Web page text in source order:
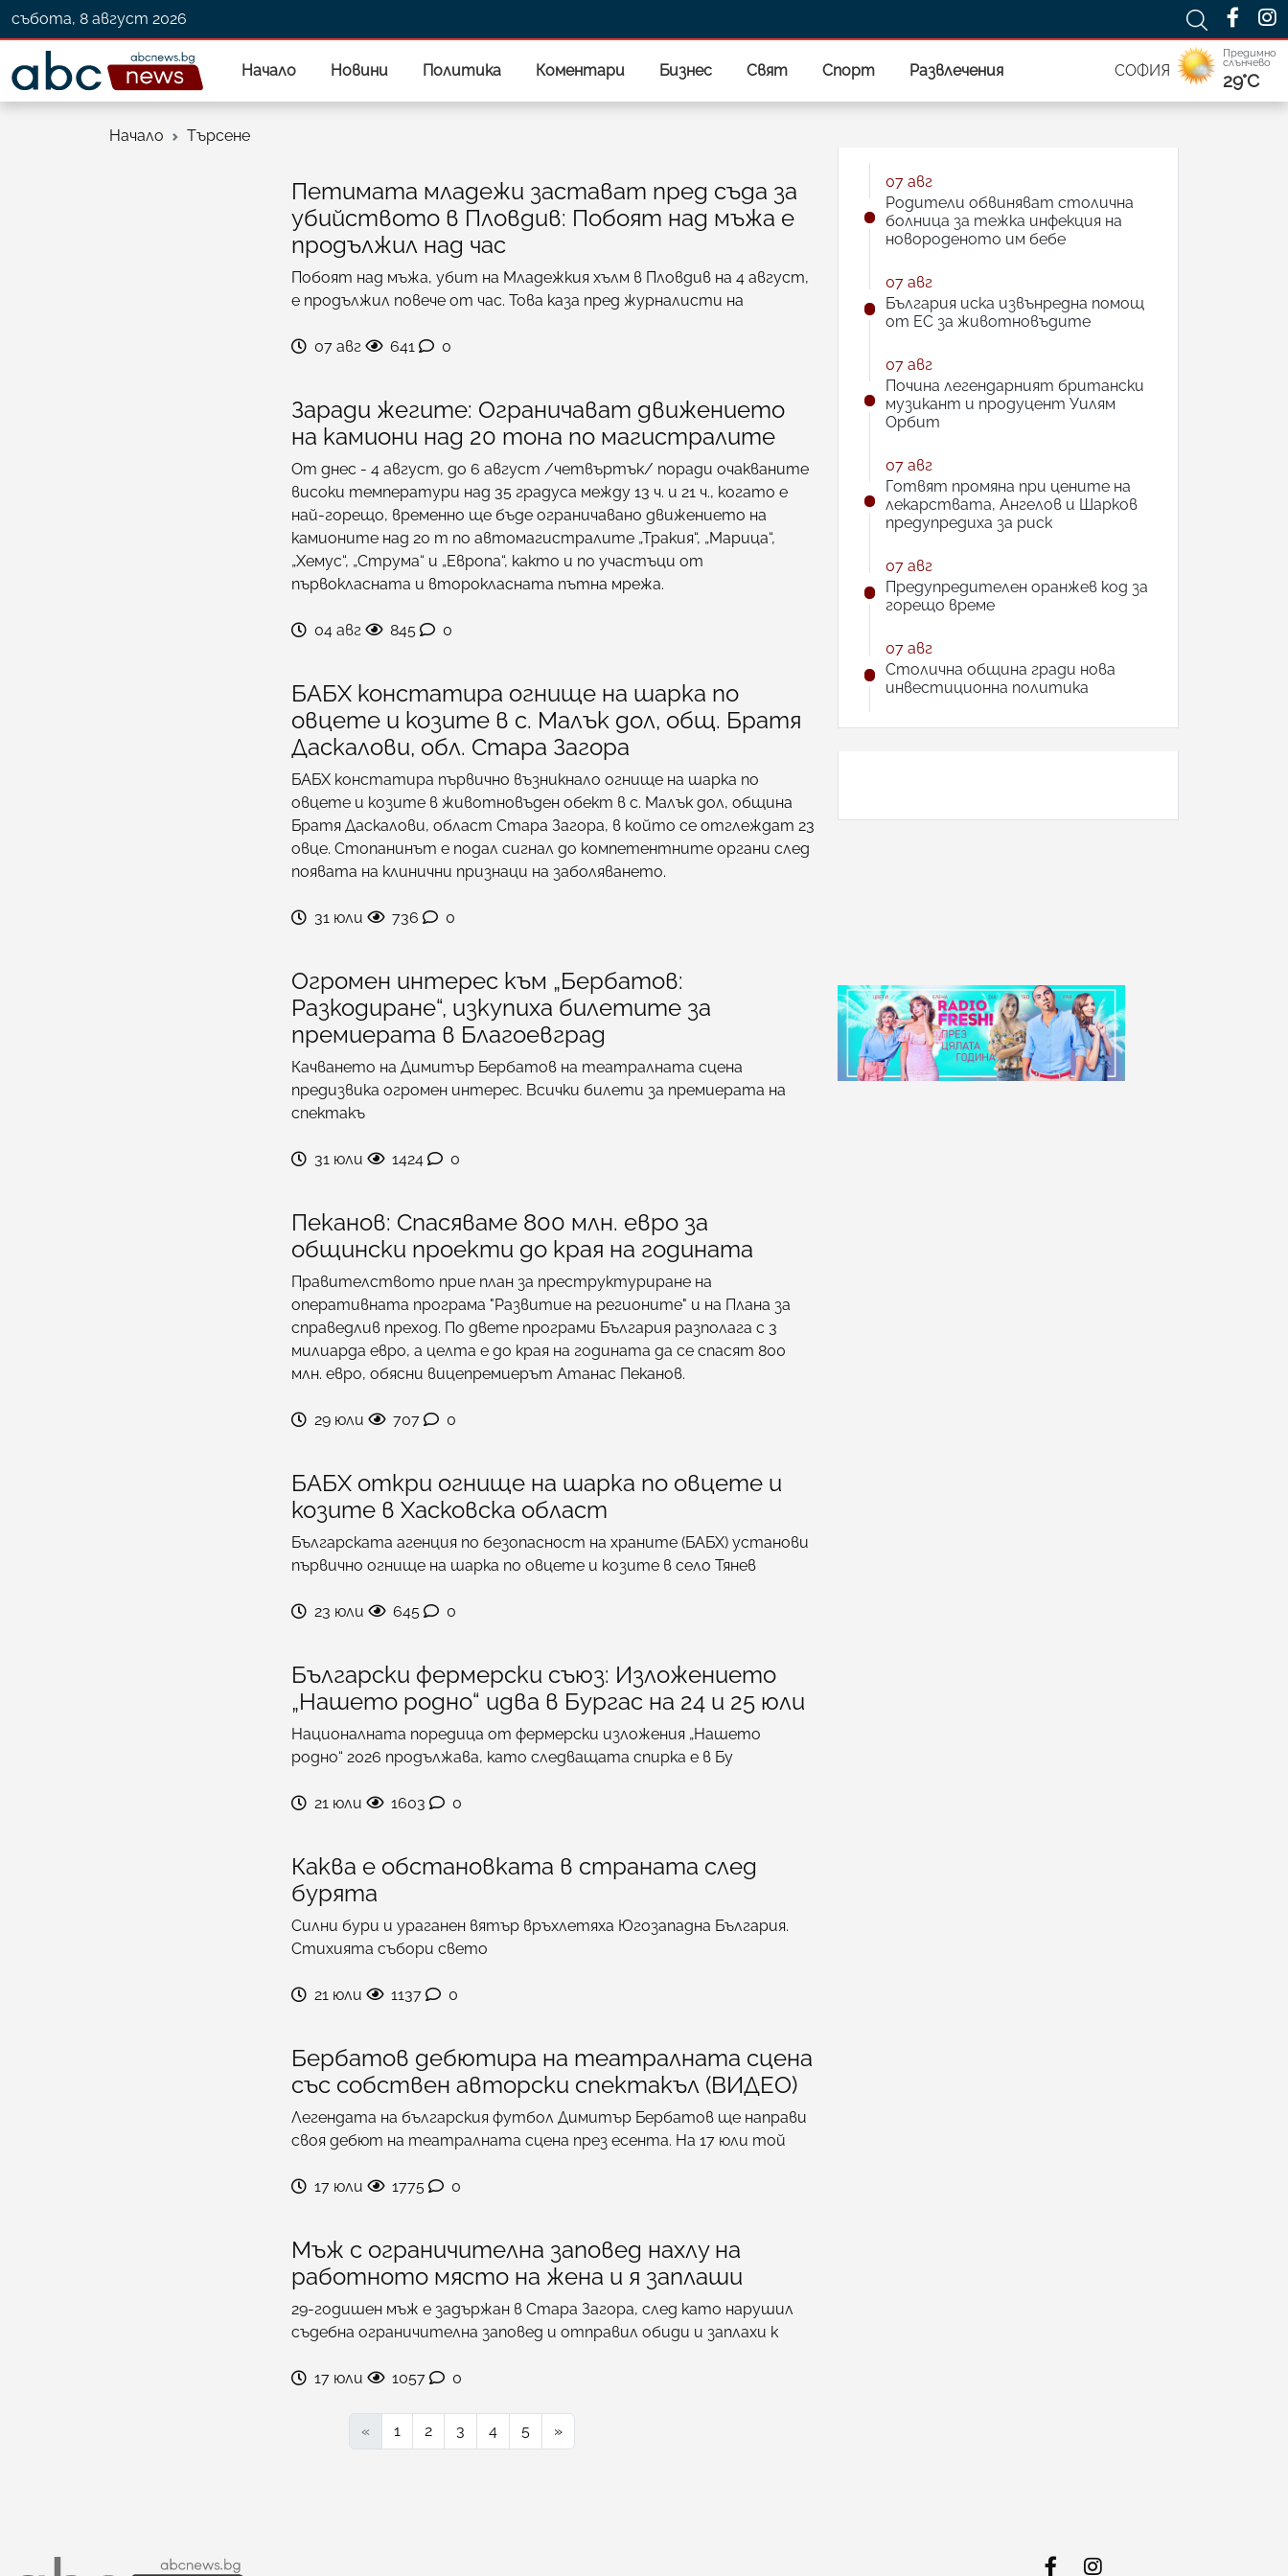
събота, 8 август 2026
Начало Новини Политика Коментари Бизнес Свят Спорт Развлечения СОФИЯ
Предимно
слънчево
29°C
Начало Търсене
Петимата младежи застават пред съда за
убийството в Пловдив: Побоят над мъжа е
продължил над час
Побоят над мъжа, убит на Младежкия хълм в Пловдив на 4 август,
е продължил повече от час. Това каза пред журналисти на
07 авг 641 0
Заради жегите: Ограничават движението
на камиони над 20 тона по магистралите
От днес - 4 август, до 6 август /четвъртък/ поради очакваните
високи температури над 35 градуса между 13 ч. и 21 ч., когато е
най-горещо, временно ще бъде ограничавано движението на
камионите над 20 т по автомагистралите „Тракия“, „Марица“,
„Хемус“, „Струма“ и „Европа“, както и по участъци от
първокласната и второкласната пътна мрежа.
04 авг 845 0
БАБХ констатира огнище на шарка по
овцете и козите в с. Малък дол, общ. Братя
Даскалови, обл. Стара Загора
БАБХ констатира първично възникнало огнище на шарка по
овцете и козите в животновъден обект в с. Малък дол, община
Братя Даскалови, област Стара Загора, в който се отглеждат 23
овце. Стопанинът е подал сигнал до компетентните органи след
появата на клинични признаци на заболяването.
31 юли 736 0
Огромен интерес към „Бербатов:
Разкодиране“, изкупиха билетите за
премиерата в Благоевград
Качването на Димитър Бербатов на театралната сцена
предизвика огромен интерес. Всички билети за премиерата на
спектакъ
31 юли 1424 0
Пеканов: Спасяваме 800 млн. евро за
общински проекти до края на годината
Правителството прие план за преструктуриране на
оперативната програма "Развитие на регионите" и на Плана за
справедлив преход. По двете програми България разполага с 3
милиарда евро, а целта е до края на годината да се спасят 800
млн. евро, обясни вицепремиерът Атанас Пеканов.
29 юли 707 0
БАБХ откри огнище на шарка по овцете и
козите в Хасковска област
Българската агенция по безопасност на храните (БАБХ) установи
първично огнище на шарка по овцете и козите в село Тянев
23 юли 645 0
Български фермерски съюз: Изложението
„Нашето родно“ идва в Бургас на 24 и 25 юли
Националната поредица от фермерски изложения „Нашето
родно“ 2026 продължава, като следващата спирка е в Бу
21 юли 1603 0
Каква е обстановката в страната след
бурята
Силни бури и ураганен вятър връхлетяха Югозападна България.
Стихията събори свето
21 юли 1137 0
Бербатов дебютира на театралната сцена
със собствен авторски спектакъл (ВИДЕО)
Легендата на българския футбол Димитър Бербатов ще направи
своя дебют на театралната сцена през есента. На 17 юли той
17 юли 1775 0
Мъж с ограничителна заповед нахлу на
работното място на жена и я заплаши
29-годишен мъж е задържан в Стара Загора, след като нарушил
съдебна ограничителна заповед и отправил обиди и заплахи к
17 юли 1057 0
« 1 2 3 4 5 »
07 авг
Родители обвиняват столична
болница за тежка инфекция на
новороденото им бебе
07 авг
България иска извънредна помощ
от ЕС за животновъдите
07 авг
Почина легендарният британски
музикант и продуцент Уилям
Орбит
07 авг
Готвят промяна при цените на
лекарствата, Ангелов и Шарков
предупредиха за риск
07 авг
Предупредителен оранжев код за
горещо време
07 авг
Столична община гради нова
инвестиционна политика